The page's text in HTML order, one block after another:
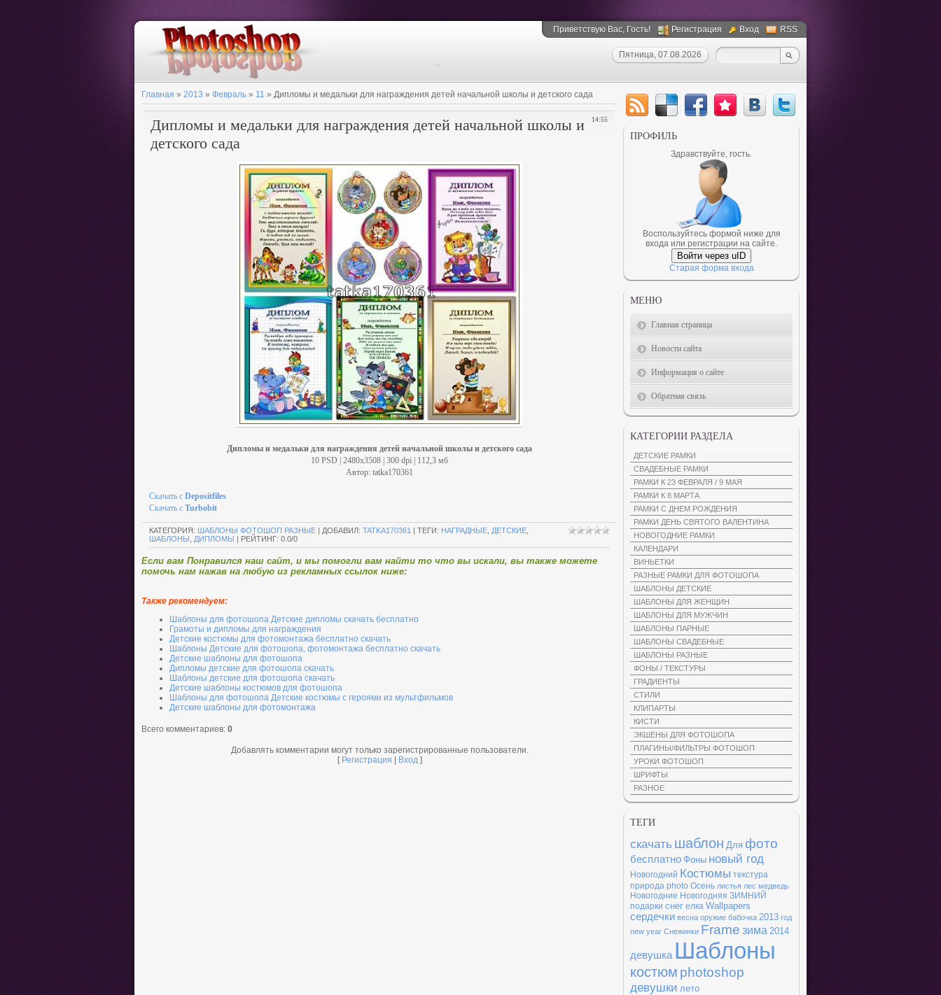
Приветствую Вас, Гость! Регистрация Вход RSS
Пятница, 07.08.2026
Главная » 2013 » Февраль » 11 » Дипломы и медальки для награждения детей начальной школы и детского сада
14:55
Дипломы и медальки для награждения детей начальной школы и
детского сада
Дипломы и медальки для награждения детей начальной школы и детского сада
10 PSD | 2480x3508 | 300 dpi | 112,3 мб
Автор: tatka170361
Скачать с Depositfiles
Скачать с Turbobit
КАТЕГОРИЯ: ШАБЛОНЫ ФОТОШОП РАЗНЫЕ | ДОБАВИЛ: TATKA170361 | ТЕГИ: НАГРАДНЫЕ ДЕТСКИЕ
ШАБЛОНЫ
ДИПЛОМЫ | РЕЙТИНГ: 0.0/0
Если вам Понравился наш сайт, и мы помогли вам найти то что вы искали, вы также можете
помочь нам нажав на любую из рекламных ссылок ниже:
Также рекомендуем:
Шаблоны для фотошопа Детские дипломы скачать бесплатно
Грамоты и дипломы для награждения
Детские костюмы для фотомонтажа бесплатно скачать
Шаблоны Детские для фотошопа, фотомонтажа бесплатно скачать
Детские шаблоны для фотошопа
Дипломы детские для фотошопа скачать
Шаблоны детские для фотошопа скачать
Детские шаблоны костюмов для фотошопа
Шаблоны для фотошопа Детские костюмы с героями из мультфильмов
Детские шаблоны для фотомонтажа
Всего комментариев: 0
Добавлять комментарии могут только зарегистрированные пользователи.
[ Регистрация Вход]
ПРОФИЛЬ
Здравствуйте, гость.
Воспользуйтесь формой ниже для
входа или регистрации на сайте.
Войти через uID
Старая форма входа
МЕНЮ
Главная страница
Новости сайта
Информация о сайте
Обратная связь
КАТЕГОРИИ РАЗДЕЛА
ДЕТСКИЕ РАМКИ
СВАДЕБНЫЕ РАМКИ
РАМКИ К 23 ФЕВРАЛЯ / 9 МАЯ
РАМКИ К 8 МАРТА
РАМКИ С ДНЕМ РОЖДЕНИЯ
РАМКИ ДЕНЬ СВЯТОГО ВАЛЕНТИНА
НОВОГОДНИЕ РАМКИ
КАЛЕНДАРИ
ВИНЬЕТКИ
РАЗНЫЕ РАМКИ ДЛЯ ФОТОШОПА
ШАБЛОНЫ ДЕТСКИЕ
ШАБЛОНЫ ДЛЯ ЖЕНЩИН
ШАБЛОНЫ ДЛЯ МУЖЧИН
ШАБЛОНЫ ПАРНЫЕ
ШАБЛОНЫ СВАДЕБНЫЕ
ШАБЛОНЫ РАЗНЫЕ
ФОНЫ / ТЕКСТУРЫ
ГРАДИЕНТЫ
СТИЛИ
КЛИПАРТЫ
КИСТИ
ЭКШЕНЫ ДЛЯ ФОТОШОПА
ПЛАГИНЫ/ФИЛЬТРЫ ФОТОШОП
УРОКИ ФОТОШОП
ШРИФТЫ
РАЗНОЕ
ТЕГИ
скачать шаблон Для фото
бесплатно Фоны новый год
Новогодний Костюмы текстура
природа photo Осень листья лес медведь
Новогодние Новогодняя ЗИМНИЙ
подарки снег елка Wallpapers
сердечки весна оружие бабочка 2013 год
new year Снежинки Frame зима 2014
девушка Шаблоны
костюм photoshop
девушки лето